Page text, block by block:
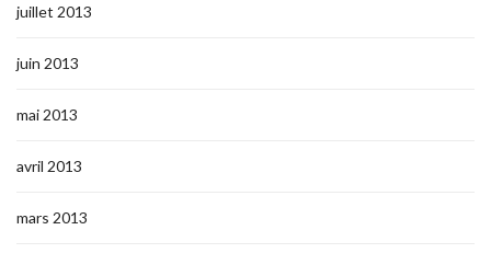
juillet 2013
juin 2013
mai 2013
avril 2013
mars 2013